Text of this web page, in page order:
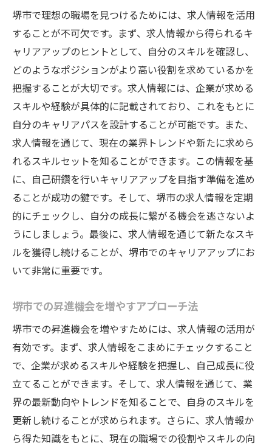
堺市で理想の職場を見つけるためには、求人情報を活用
することが不可欠です。まず、求人情報から得られるキ
ャリアアップのヒントとして、自分のスキルを確認し、
どのようなポジションがより高い役割を求めているかを
把握することが大切です。求人情報には、企業が求める
スキルや経験が具体的に記載されており、これをもとに
自分のキャリアパスを設計することが可能です。また、
求人情報を通じて、現在の業界トレンドや新たに求めら
れるスキルセットを知ることができます。この情報を基
に、自己研鑽を行いキャリアアップを目指す準備を進め
ることが成功の鍵です。そして、堺市の求人情報を定期
的にチェックし、自分の成長に繋がる機会を逃さないよ
うにしましょう。最後に、求人情報を通じて新たなスキ
ルを獲得し続けることが、堺市でのキャリアアップにお
いて非常に重要です。
堺市での昇進機会を増やすアプローチ法
堺市での昇進機会を増やすためには、求人情報の活用が
有効です。まず、求人情報をこまめにチェックすること
で、企業が求めるスキルや経験を把握し、自己成長に役
立てることができます。そして、求人情報を通じて、業
界の最新動向やトレンドを知ることで、自身のスキルを
更新し続けることが求められます。さらに、求人情報か
ら得た知識をもとに、現在の職場での役割やスキルの向